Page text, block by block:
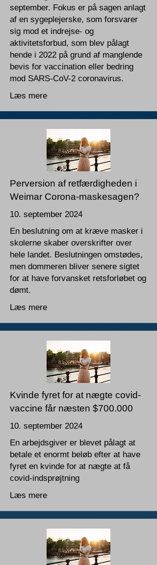
september. Fokus er på sagen anlagt
af en sygeplejerske, som forsvarer
sig mod et indrejse- og
aktivitetsforbud, som blev pålagt
hende i 2022 på grund af manglende
bevis for vaccination eller bedring
mod SARS-CoV-2 coronavirus.
Læs mere
Perversion af retfærdigheden i
Weimar Corona-maskesagen?
10. september 2024
En beslutning om at kræve masker i
skolerne skaber overskrifter over
hele landet. Beslutningen omstødes,
men dommeren bliver senere sigtet
for at have forvansket retsforløbet og
dømt.
Læs mere
Kvinde fyret for at nægte covid-
vaccine får næsten $700.000
10. september 2024
En arbejdsgiver er blevet pålagt at
betale et enormt beløb efter at have
fyret en kvinde for at nægte at få
covid-indsprøjtning
Læs mere